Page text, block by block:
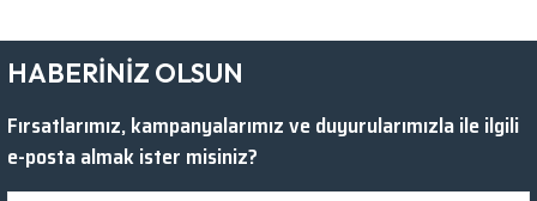
HABERİNİZ OLSUN
Fırsatlarımız, kampanyalarımız ve duyurularımızla ile ilgili
e-posta almak ister misiniz?